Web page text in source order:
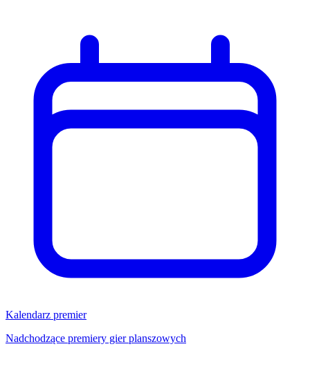
Kalendarz premier
Nadchodzące premiery gier planszowych